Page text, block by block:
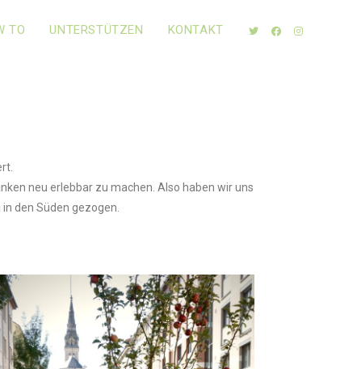
TO UNTERSTÜTZEN KONTAKT
neu erlebbar zu machen. Also haben wir uns
den Süden gezogen.